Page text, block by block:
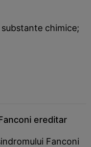
chimice;
ereditar
Fanconi